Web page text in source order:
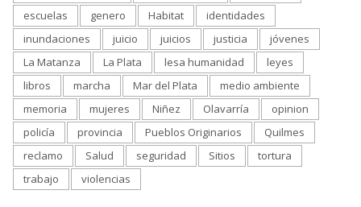
escuelas
genero Habitat
identidades
inundaciones
juicio juicios justicia
jóvenes
La Matanza
La Plata lesa humanidad
leyes
libros
marcha Mar del Plata
medio ambiente
memoria
mujeres Niñez Olavarría
opinion
policía
provincia Pueblos Originarios
Quilmes
reclamo
Salud seguridad Sitios
tortura
trabajo
violencias